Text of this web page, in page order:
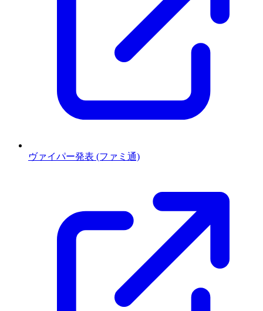
ヴァイパー発表 (ファミ通)